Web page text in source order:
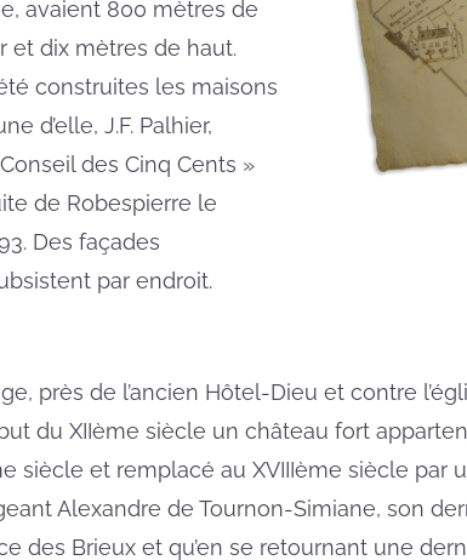
avaient 800 mètres de
et dix mètres de haut.
construites les maisons
d’elle, J.F. Palhier,
des Cinq Cents »
de Robespierre le
Des façades
par endroit.
près de l’ancien Hôtel-Dieu et contre
du XIIème siècle un château fort
siècle et remplacé au XVIIIème siècle par
Alexandre de Tournon-Simiane, son
des Brieux et qu’en se retournant une